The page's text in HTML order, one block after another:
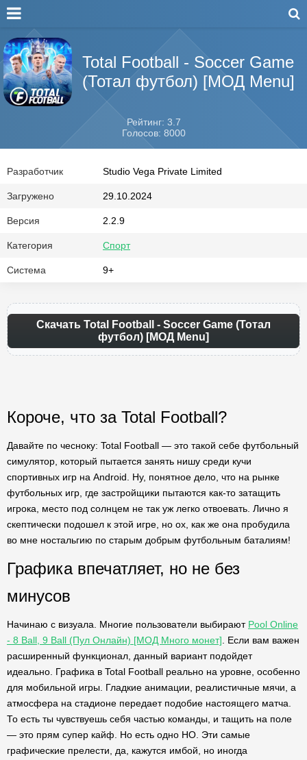
Total Football - Soccer Game
(Тотал футбол) [МОД Menu]
Рейтинг: 3.7
Голосов: 8000
Разработчик Studio Vega Private Limited
Загружено 29.10.2024
Версия 2.2.9
Категория Спорт
Система 9+
Скачать Total Football - Soccer Game (Тотал
футбол) [МОД Menu]
Короче, что за Total Football?
Давайте по чесноку: Total Football — это такой себе футбольный
симулятор, который пытается занять нишу среди кучи
спортивных игр на Android. Ну, понятное дело, что на рынке
футбольных игр, где застройщики пытаются как-то затащить
игрока, место под солнцем не так уж легко отвоевать. Лично я
скептически подошел к этой игре, но ох, как же она пробудила
во мне ностальгию по старым добрым футбольным баталиям!
Графика впечатляет, но не без
минусов
Начинаю с визуала. Многие пользователи выбирают Pool Online
- 8 Ball, 9 Ball (Пул Онлайн) [МОД Много монет] . Если вам важен
расширенный функционал, данный вариант подойдет
идеально. Графика в Total Football реально на уровне, особенно
для мобильной игры. Гладкие анимации, реалистичные мячи, а
атмосфера на стадионе передает подобие настоящего матча.
То есть ты чувствуешь себя частью команды, и тащить на поле
— это прям супер кайф. Но есть одно НО. Эти самые
графические прелести, да, кажутся имбой, но иногда